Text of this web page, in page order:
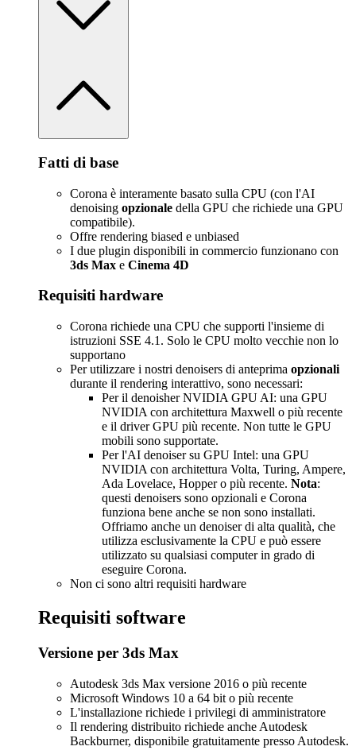
Fatti di base
Corona è interamente basato sulla CPU (con l'AI
denoising opzionale della GPU che richiede una GPU
compatibile).
Offre rendering biased e unbiased
I due plugin disponibili in commercio funzionano con
3ds Max e Cinema 4D
Requisiti hardware
Corona richiede una CPU che supporti l'insieme di
istruzioni SSE 4.1. Solo le CPU molto vecchie non lo
supportano
Per utilizzare i nostri denoisers di anteprima opzionali
durante il rendering interattivo, sono necessari:
Per il denoisher NVIDIA GPU AI: una GPU
NVIDIA con architettura Maxwell o più recente
e il driver GPU più recente. Non tutte le GPU
mobili sono supportate.
Per l'AI denoiser su GPU Intel: una GPU
NVIDIA con architettura Volta, Turing, Ampere,
Ada Lovelace, Hopper o più recente. Nota:
questi denoisers sono opzionali e Corona
funziona bene anche se non sono installati.
Offriamo anche un denoiser di alta qualità, che
utilizza esclusivamente la CPU e può essere
utilizzato su qualsiasi computer in grado di
eseguire Corona.
Non ci sono altri requisiti hardware
Requisiti software
Versione per 3ds Max
Autodesk 3ds Max versione 2016 o più recente
Microsoft Windows 10 a 64 bit o più recente
L'installazione richiede i privilegi di amministratore
Il rendering distribuito richiede anche Autodesk
Backburner, disponibile gratuitamente presso Autodesk.